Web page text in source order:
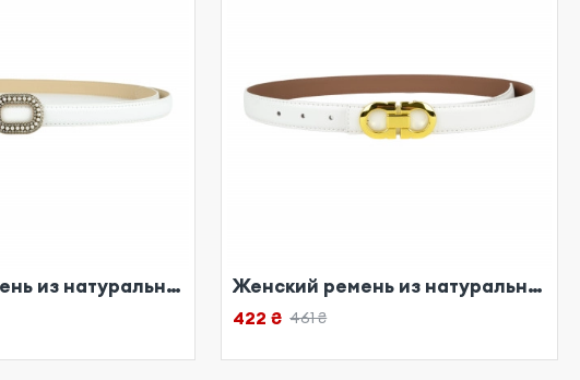
Женский ремень из натуральной кожи белый Женский ремень из натуральной кожи белый
422 ₴ 461 ₴